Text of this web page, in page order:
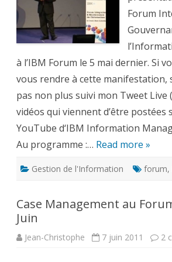
Gouvernance
de
l’Information
Forum
à l’IBM Forum le 5 mai dernier. Si
vous rendre à cette manifestation,
pas non plus suivi mon Tweet Live
vidéos qui viennent d’être postées
YouTube d‘IBM Information
Au programme :… Read more »
Gestion de l'Information forum,
Case Management au
Juin
Jean-Christophe 7 juin 2011 2